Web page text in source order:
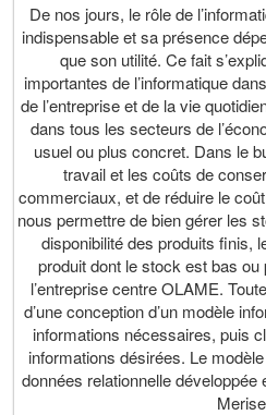
De nos jours, le rôle de
indispensable et sa présence
que son utilité. Ce fait
importantes de l’informatique
de l’entreprise et de la vie
dans tous les secteurs de
usuel ou plus concret. Dans le
travail et les coûts de
commerciaux, et de réduire le
nous permettre de bien gérer les
disponibilité des produits finis,
produit dont le stock est bas
l’entreprise centre OLAME.
d’une conception d’un modèle
informations nécessaires, puis
informations désirées. Le
données relationnelle